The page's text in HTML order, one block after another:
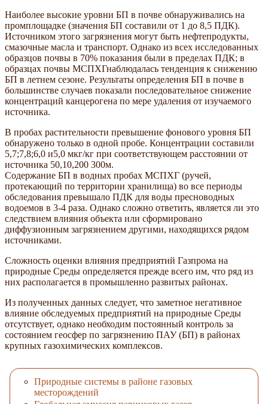
Наиболее высокие уровни БП в почве обнаруживались на
промплощадке (значения БП составили от 1 до 8,5 ПДК).
Источником этого загрязнения могут быть нефтепродукты,
смазочные масла и транспорт. Однако из всех исследованных
образцов почвы в 70% показания были в пределах ПДК; в
образцах почвы МСПХГнаблюдалась тенденция к снижению
БП в летнем сезоне. Результаты определения БП в почве в
большинстве случаев показали последовательное снижение
концентраций канцерогена по мере удаления от изучаемого
источника.
В пробах растительности превышение фонового уровня БП
обнаружено только в одной пробе. Концентрации составили
5,7;7,8;6,0 и5,0 мкг/кг при соответствующем расстоянии от
источника 50,10,200 300м.
Содержание БП в водных пробах МСПХГ (ручей,
протекающий по территории хранилища) во все периоды
обследования превышало ПДК для воды пресноводных
водоемов в 3-4 раза. Однако сложно ответить, является ли это
следствием влияния объекта или сформировано
диффузионным загрязнением другими, находящихся рядом
источниками.
Сложность оценки влияния предприятий Газпрома на
природные Среды определяется прежде всего им, что ряд из
них располагается в промышленно развитых районах.
Из полученных данных следует, что заметное негативное
влияние обследуемых предприятий на природные Среды
отсутствует, однако необходим постоянный контроль за
состоянием геосфер по загрязнению ПАУ (БП) в районах
крупных газохимических комплексов.
Природные системы в районе газовых
месторождений